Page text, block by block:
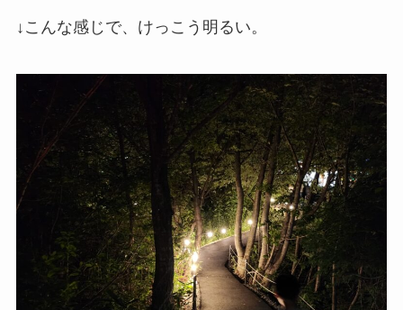
↓こんな感じで、けっこう明るい。